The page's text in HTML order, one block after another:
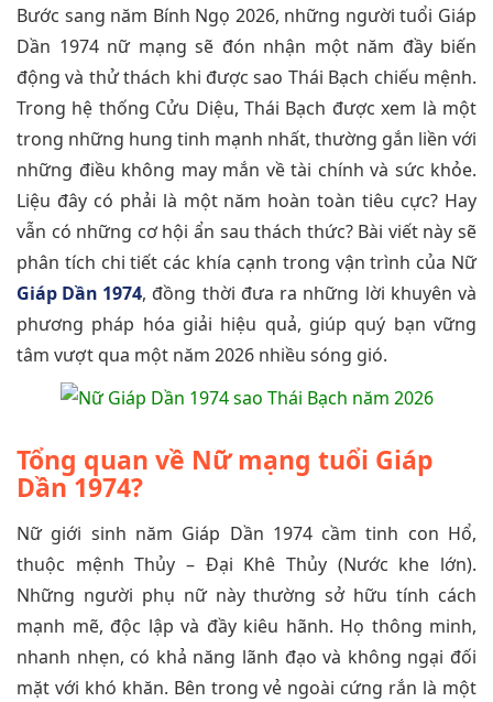
Bước sang năm Bính Ngọ 2026, những người tuổi Giáp
Dần 1974 nữ mạng sẽ đón nhận một năm đầy biến
động và thử thách khi được sao Thái Bạch chiếu mệnh.
Trong hệ thống Cửu Diệu, Thái Bạch được xem là một
trong những hung tinh mạnh nhất, thường gắn liền với
những điều không may mắn về tài chính và sức khỏe.
Liệu đây có phải là một năm hoàn toàn tiêu cực? Hay
vẫn có những cơ hội ẩn sau thách thức? Bài viết này sẽ
phân tích chi tiết các khía cạnh trong vận trình của Nữ
Giáp Dần 1974, đồng thời đưa ra những lời khuyên và
phương pháp hóa giải hiệu quả, giúp quý bạn vững
tâm vượt qua một năm 2026 nhiều sóng gió.
Tổng quan về Nữ mạng tuổi Giáp
Dần 1974?
Nữ giới sinh năm Giáp Dần 1974 cầm tinh con Hổ,
thuộc mệnh Thủy – Đại Khê Thủy (Nước khe lớn).
Những người phụ nữ này thường sở hữu tính cách
mạnh mẽ, độc lập và đầy kiêu hãnh. Họ thông minh,
nhanh nhẹn, có khả năng lãnh đạo và không ngại đối
mặt với khó khăn. Bên trong vẻ ngoài cứng rắn là một